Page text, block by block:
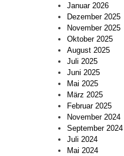
Januar 2026
Dezember 2025
November 2025
Oktober 2025
August 2025
Juli 2025
Juni 2025
Mai 2025
März 2025
Februar 2025
November 2024
September 2024
Juli 2024
Mai 2024